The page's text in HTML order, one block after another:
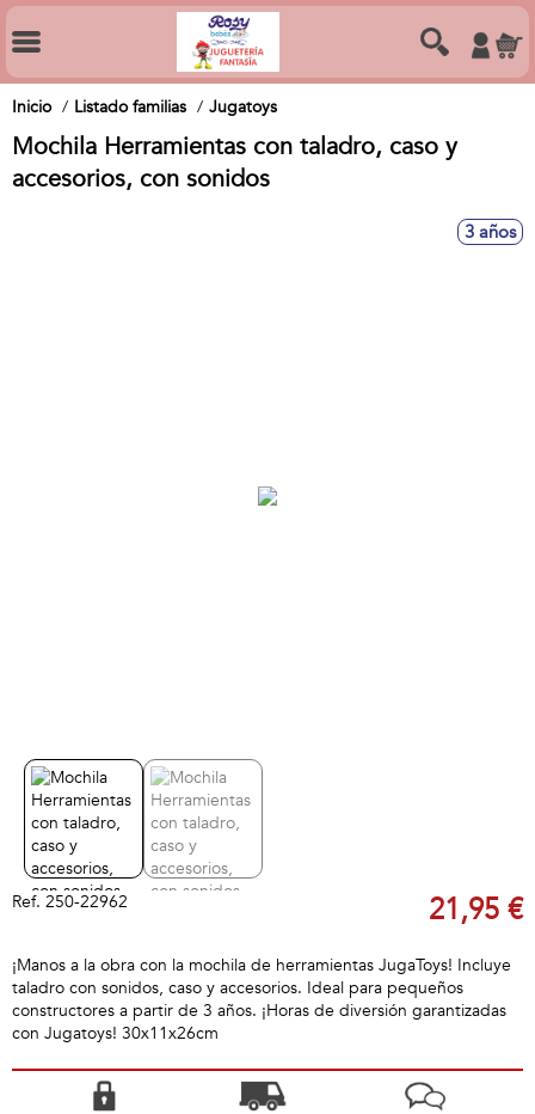
Inicio Listado familias Jugatoys
Mochila Herramientas con taladro, caso y
accesorios, con sonidos
3 años
Ref. 250-22962 21,95 €
¡Manos a la obra con la mochila de herramientas JugaToys! Incluye
taladro con sonidos, caso y accesorios. Ideal para pequeños
constructores a partir de 3 años. ¡Horas de diversión garantizadas
con Jugatoys! 30x11x26cm